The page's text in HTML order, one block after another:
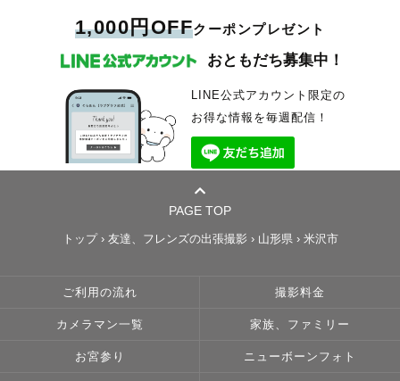
1,000円OFFクーポンプレゼント
おともだち募集中！
LINE公式アカウント限定の
お得な情報を毎週配信！
PAGE TOP
トップ› 友達、フレンズの出張撮影 › 山形県 › 米沢市
ご利用の流れ 撮影料金
カメラマン一覧 家族、ファミリー
お宮参り ニューボーンフォト